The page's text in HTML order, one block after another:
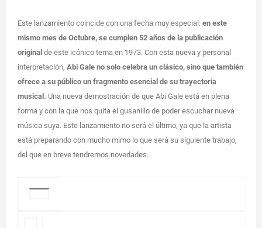
Este lanzamiento coincide con una fecha muy especial: en este
mismo mes de Octubre, se cumplen 52 años de la publicación
original de este icónico tema en 1973. Con esta nueva y personal
interpretación, Abi Gale no solo celebra un clásico, sino que también
ofrece a su público un fragmento esencial de su trayectoria
musical. Una nueva demostración de que Abi Gale está en plena
forma y con la que nos quita el gusanillo de poder escuchar nueva
música suya. Este lanzamiento no será el último, ya que la artista
está preparando con mucho mimo lo que será su siguiente trabajo,
del que en breve tendremos novedades.